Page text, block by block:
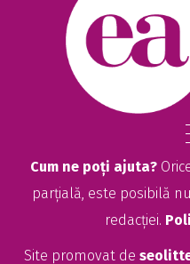
Cum ne poți ajuta?
parțială, este posibilă
redacției.
Site promovat de